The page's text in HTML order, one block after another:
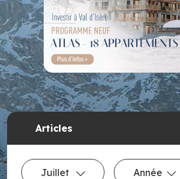
Articles
Juillet Année